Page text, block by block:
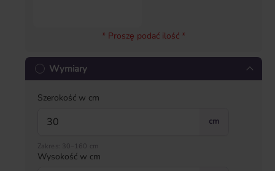
* Proszę podać ilość *
Wymiary
Szerokość w cm
cm
Zakres: 30–160 cm
Wysokość w cm